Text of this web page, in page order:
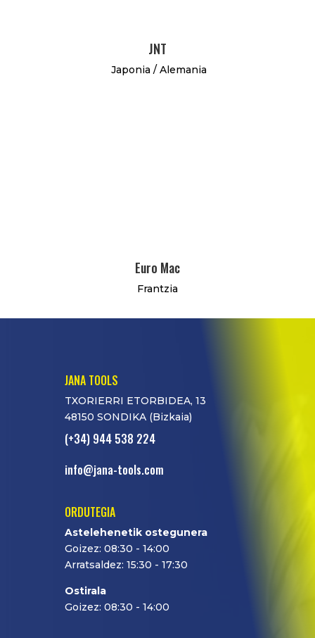
JNT
Japonia / Alemania
Euro Mac
Frantzia
JANA TOOLS
TXORIERRI ETORBIDEA, 13
48150 SONDIKA (Bizkaia)
(+34) 944 538 224
info@jana-tools.com
ORDUTEGIA
Astelehenetik ostegunera
Goizez: 08:30 - 14:00
Arratsaldez: 15:30 - 17:30
Ostirala
Goizez: 08:30 - 14:00